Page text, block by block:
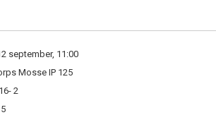
september, 11:00
Mosse IP 125
2